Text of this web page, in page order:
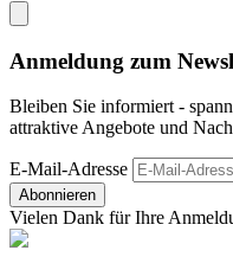
Anmeldung zum
Bleiben Sie informiert -
attraktive Angebote und
E-Mail-Adresse
Abonnieren
Vielen Dank für Ihre